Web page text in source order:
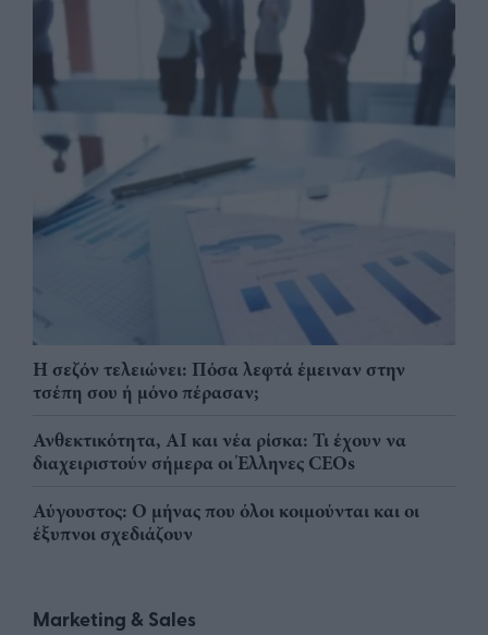
Η σεζόν τελειώνει: Πόσα λεφτά έμειναν στην
τσέπη σου ή μόνο πέρασαν;
Ανθεκτικότητα, AI και νέα ρίσκα: Τι έχουν να
διαχειριστούν σήμερα οι Έλληνες CEOs
Αύγουστος: Ο μήνας που όλοι κοιμούνται και οι
έξυπνοι σχεδιάζουν
Marketing & Sales